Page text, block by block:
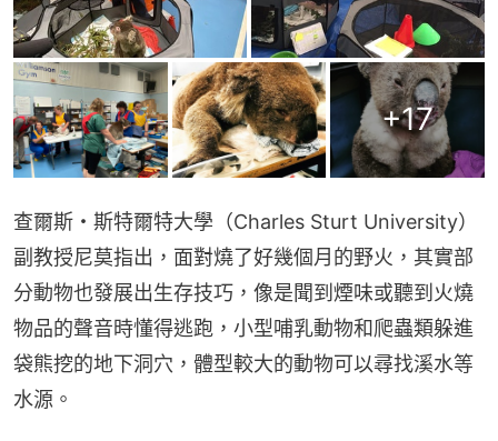
+17
查爾斯・斯特爾特大學（Charles Sturt University）
副教授尼莫指出，面對燒了好幾個月的野火，其實部
分動物也發展出生存技巧，像是聞到煙味或聽到火燒
物品的聲音時懂得逃跑，小型哺乳動物和爬蟲類躲進
袋熊挖的地下洞穴，體型較大的動物可以尋找溪水等
水源。